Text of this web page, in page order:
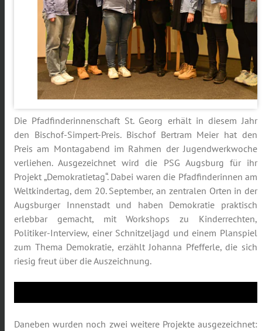
Die Pfadfinderinnenschaft St. Georg erhält in diesem Jahr
den Bischof-Simpert-Preis. Bischof Bertram Meier hat den
Preis am Montagabend im Rahmen der Jugendwerkwoche
verliehen. Ausgezeichnet wird die PSG Augsburg für ihr
Projekt „Demokratietag“. Dabei waren die Pfadfinderinnen am
Weltkindertag, dem 20. September, an zentralen Orten in der
Augsburger Innenstadt und haben Demokratie praktisch
erlebbar gemacht, mit Workshops zu Kinderrechten,
Politiker-Interview, einer Schnitzeljagd und einem Planspiel
zum Thema Demokratie, erzählt Johanna Pfefferle, die sich
riesig freut über die Auszeichnung.
Daneben wurden noch zwei weitere Projekte ausgezeichnet: